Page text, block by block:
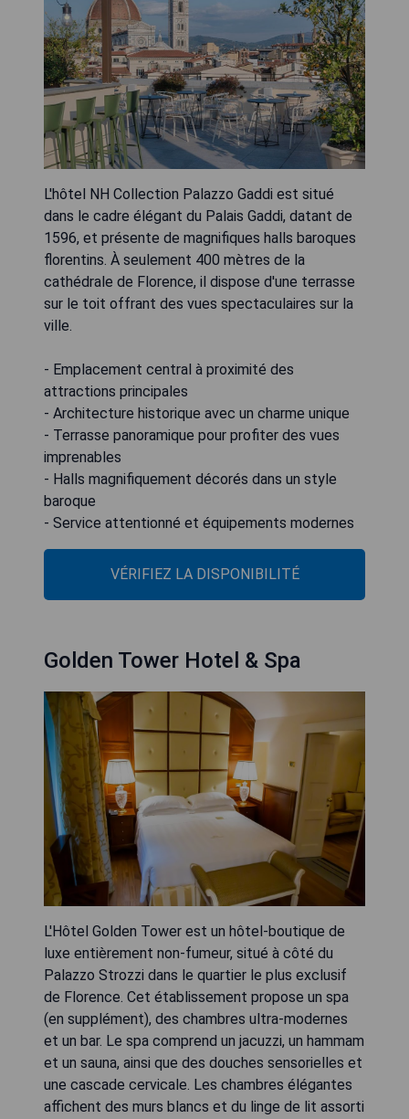
L'hôtel NH Collection Palazzo Gaddi est situé
dans le cadre élégant du Palais Gaddi, datant de
1596, et présente de magnifiques halls baroques
florentins. À seulement 400 mètres de la
cathédrale de Florence, il dispose d'une terrasse
sur le toit offrant des vues spectaculaires sur la
ville.
- Emplacement central à proximité des
attractions principales
- Architecture historique avec un charme unique
- Terrasse panoramique pour profiter des vues
imprenables
- Halls magnifiquement décorés dans un style
baroque
- Service attentionné et équipements modernes
VÉRIFIEZ LA DISPONIBILITÉ
Golden Tower Hotel & Spa
L'Hôtel Golden Tower est un hôtel-boutique de
luxe entièrement non-fumeur, situé à côté du
Palazzo Strozzi dans le quartier le plus exclusif
de Florence. Cet établissement propose un spa
(en supplément), des chambres ultra-modernes
et un bar. Le spa comprend un jacuzzi, un hammam
et un sauna, ainsi que des douches sensorielles et
une cascade cervicale. Les chambres élégantes
affichent des murs blancs et du linge de lit assorti